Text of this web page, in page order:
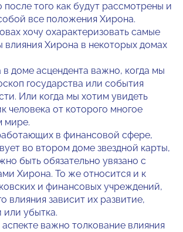
после того как будут рассмотрены и
все положения Хирона.
хочу охарактеризовать самые
Хирона в некоторых домах
доме асцендента важно, когда мы
государства или события
Или когда мы хотим увидеть
человека от которого многое
мире.
в финансовой сфере,
во втором доме звездной карты,
быть обязательно увязано с
Хирона. То же относится и к
и финансовых учреждений,
влияния зависит их развитие,
убытка.
важно толкование влияния